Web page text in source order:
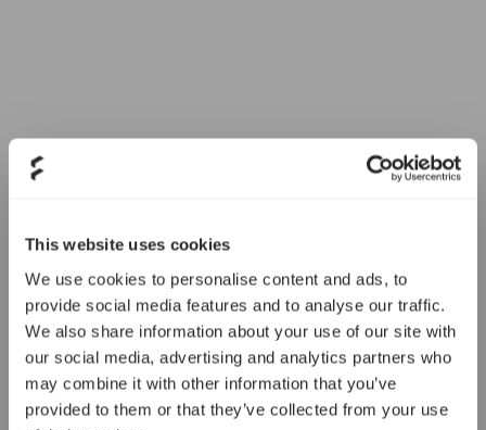
This website uses cookies
We use cookies to personalise content and ads, to
provide social media features and to analyse our traffic.
We also share information about your use of our site with
our social media, advertising and analytics partners who
may combine it with other information that you’ve
provided to them or that they’ve collected from your use